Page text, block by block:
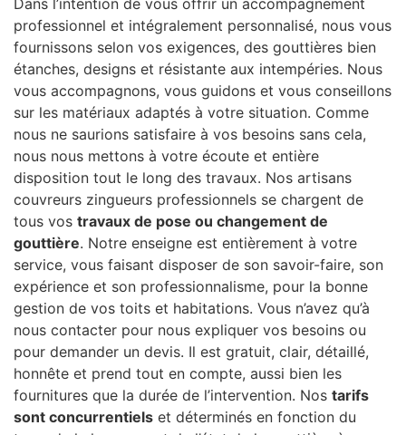
Dans l’intention de vous offrir un accompagnement
professionnel et intégralement personnalisé, nous vous
fournissons selon vos exigences, des gouttières bien
étanches, designs et résistante aux intempéries. Nous
vous accompagnons, vous guidons et vous conseillons
sur les matériaux adaptés à votre situation. Comme
nous ne saurions satisfaire à vos besoins sans cela,
nous nous mettons à votre écoute et entière
disposition tout le long des travaux. Nos artisans
couvreurs zingueurs professionnels se chargent de
tous vos travaux de pose ou changement de
gouttière. Notre enseigne est entièrement à votre
service, vous faisant disposer de son savoir-faire, son
expérience et son professionnalisme, pour la bonne
gestion de vos toits et habitations. Vous n’avez qu’à
nous contacter pour nous expliquer vos besoins ou
pour demander un devis. Il est gratuit, clair, détaillé,
honnête et prend tout en compte, aussi bien les
fournitures que la durée de l’intervention. Nos tarifs
sont concurrentiels et déterminés en fonction du